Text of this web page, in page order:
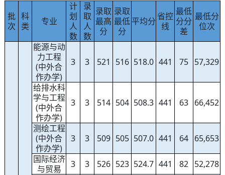
批
次
科
类
专业
计
划
人
数
录
取
人
数
录取
最高
分
录取
最低
分
平均分省控
线
最低
分分
差
最低分
位次
能源与动
力工程
(中外合
作办学)
3 3 521 516 518.0 441 75 57,329
给排水科
学与工程
(中外合
作办学)
3 3 514 504 508.3 441 63 66,452
测绘工程
(中外合
作办学)
3 3 509 505 507.0 441 64 65,653
国际经济
与贸易
3 3 526 523 524.7 441 82 52,278